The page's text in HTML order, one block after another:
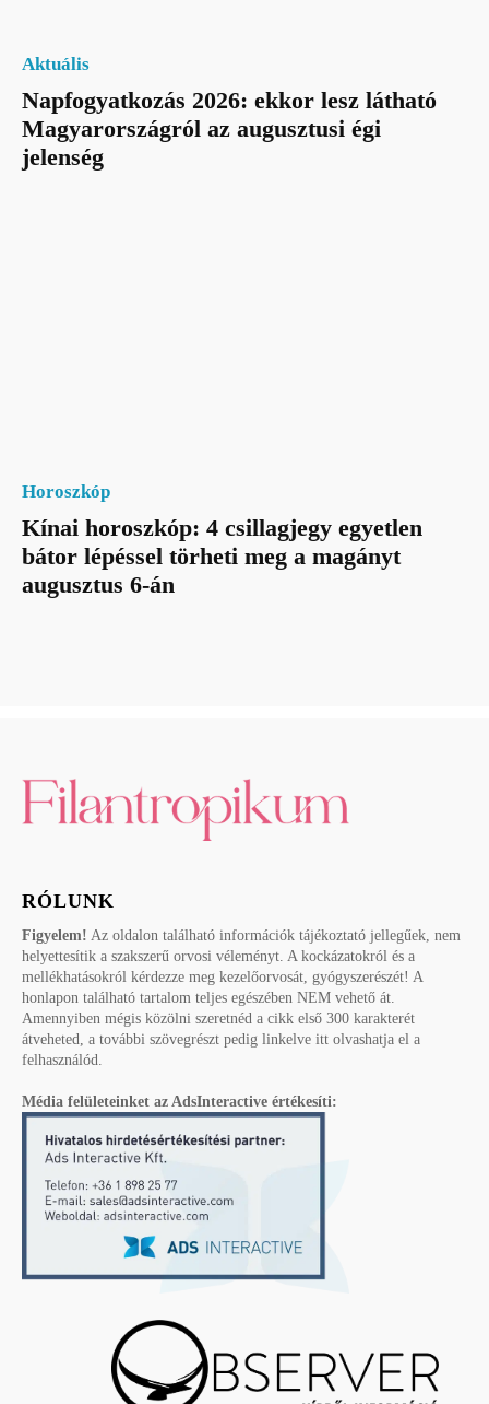
Aktuális
Napfogyatkozás 2026: ekkor lesz látható
Magyarországról az augusztusi égi
jelenség
Horoszkóp
Kínai horoszkóp: 4 csillagjegy egyetlen
bátor lépéssel törheti meg a magányt
augusztus 6-án
RÓLUNK
Figyelem! Az oldalon található információk tájékoztató jellegűek, nem
helyettesítik a szakszerű orvosi véleményt. A kockázatokról és a
mellékhatásokról kérdezze meg kezelőorvosát, gyógyszerészét! A
honlapon található tartalom teljes egészében NEM vehető át.
Amennyiben mégis közölni szeretnéd a cikk első 300 karakterét
átveheted, a további szövegrészt pedig linkelve itt olvashatja el a
felhasználód.
Média felületeinket az AdsInteractive értékesíti: